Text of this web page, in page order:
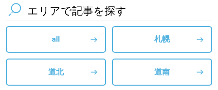
エリアで記事を探す
all 札幌
道北 道南